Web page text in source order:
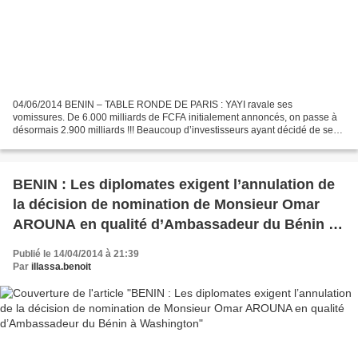
04/06/2014 BENIN – TABLE RONDE DE PARIS : YAYI ravale ses
vomissures. De 6.000 milliards de FCFA initialement annoncés, on passe à
désormais 2.900 milliards !!! Beaucoup d’investisseurs ayant décidé de se
BENIN : Les diplomates exigent l’annulation de
la décision de nomination de Monsieur Omar
AROUNA en qualité d’Ambassadeur du Bénin à
Publié le 14/04/2014 à 21:39
Par illassa.benoit